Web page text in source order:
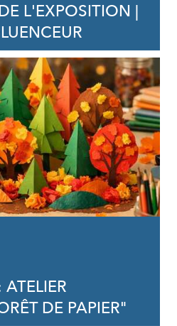
L'EXPOSITION |
DE PAPIER"